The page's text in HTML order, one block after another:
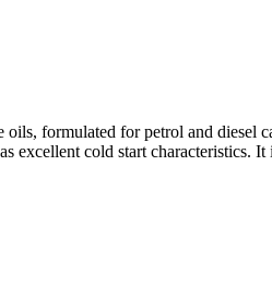
formulated for petrol and diesel
cold start characteristics.